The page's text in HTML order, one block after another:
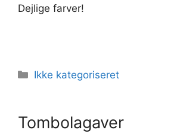
Dejlige farver!
Kategorier
Ikke kategoriseret
Tombolagaver